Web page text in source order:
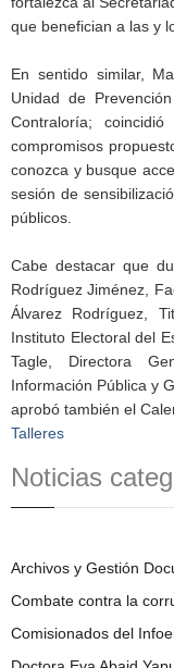
que benefician a las y
En sentido similar,
Unidad de
Contraloría;
compromisos
conozca y busque
sesión de
públicos.
Cabe destacar que
Rodríguez Jiménez,
Álvarez Rodríguez,
Instituto Electoral del
Tagle, Directora
Información Pública y
aprobó también el
Talleres
Noticias
Archivos y Gestión
Combate contra la
Comisionados del